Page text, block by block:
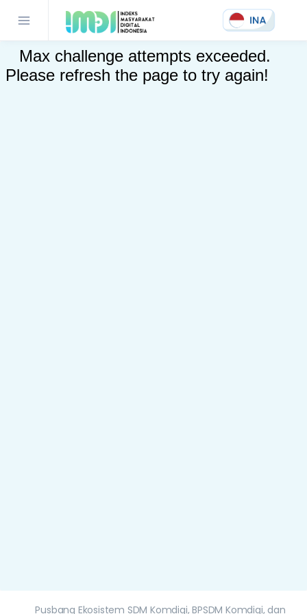
Pusbang Ekosistem SDM Komdigi, BPSDM Komdigi, dan